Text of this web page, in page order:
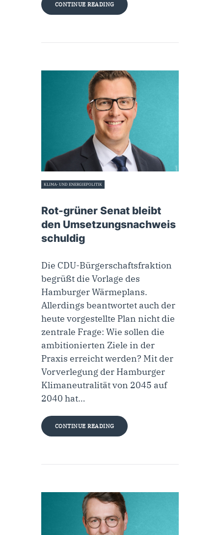
CONTINUE READING
KLIMA- UND ENERGIEPOLITIK
Rot-grüner Senat bleibt
den Umsetzungsnachweis
schuldig
Die CDU-Bürgerschaftsfraktion
begrüßt die Vorlage des
Hamburger Wärmeplans.
Allerdings beantwortet auch der
heute vorgestellte Plan nicht die
zentrale Frage: Wie sollen die
ambitionierten Ziele in der
Praxis erreicht werden? Mit der
Vorverlegung der Hamburger
Klimaneutralität von 2045 auf
2040 hat…
CONTINUE READING